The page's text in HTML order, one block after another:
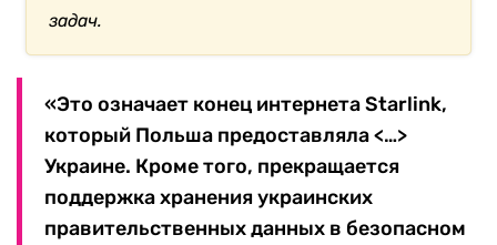
задач.
«Это означает конец интернета Starlink,
который Польша предоставляла <…>
Украине. Кроме того, прекращается
поддержка хранения украинских
правительственных данных в безопасном